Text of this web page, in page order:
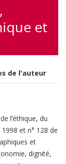
et
de l'auteur
l’éthique, du
et n° 128 de
et
dignité,